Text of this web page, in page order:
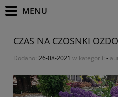
CZAS NA CZOSNKI
Dodano: 26-08-2021 w kategorii: -